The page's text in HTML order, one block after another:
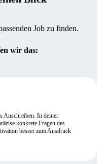
Job zu finden.
wir das:
Anschreiben. In deiner
konkrete Fragen des
besser zum Ausdruck